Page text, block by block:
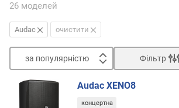
26 моделей
Audac очистити
за популярністю Фільтр
Audac XENO8
концертна